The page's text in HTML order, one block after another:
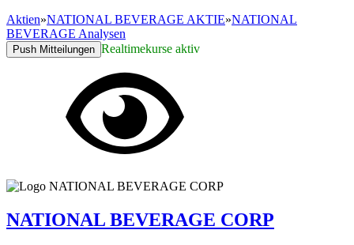
Aktien»NATIONAL BEVERAGE AKTIE»NATIONAL
BEVERAGE Analysen
Push Mitteilungen Realtimekurse aktiv
NATIONAL BEVERAGE CORP